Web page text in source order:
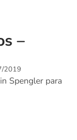
–
2019
Spengler para